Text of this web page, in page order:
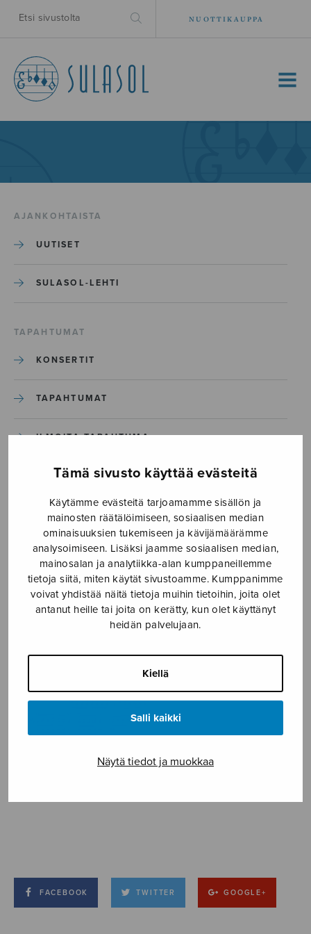
Tämä sivusto käyttää evästeitä
Käytämme evästeitä tarjoamamme sisällön ja
mainosten räätälöimiseen, sosiaalisen median
ominaisuuksien tukemiseen ja kävijämäärämme
analysoimiseen. Lisäksi jaamme sosiaalisen median,
mainosalan ja analytiikka-alan kumppaneillemme
tietoja siitä, miten käytät sivustoamme. Kumppanimme
voivat yhdistää näitä tietoja muihin tietoihin, joita olet
antanut heille tai joita on kerätty, kun olet käyttänyt
heidän palvelujaan.
Kiellä
Salli kaikki
Näytä tiedot ja muokkaa
NUOTTIKAUPPA
MENU
AJANKOHTAISTA
UUTISET
SULASOL-LEHTI
TAPAHTUMAT
KONSERTIT
TAPAHTUMAT
ILMOITA TAPAHTUMA
Ruoho kasvaa pehmoinen_S2208
Ruoho kasvaa
pehmoinen_S2208
14.8.2019
FACEBOOK TWITTER GOOGLE+